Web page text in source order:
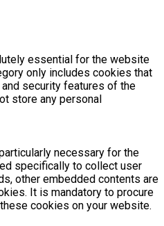
essential for the website
only includes cookies that
security features of the
store any personal
necessary for the
specifically to collect user
other embedded contents are
It is mandatory to procure
cookies on your website.